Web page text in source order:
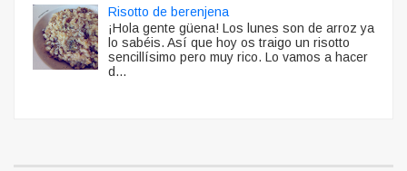
Risotto de berenjena
¡Hola gente güena! Los lunes son de arroz ya
lo sabéis. Así que hoy os traigo un risotto
sencillísimo pero muy rico. Lo vamos a hacer
d...